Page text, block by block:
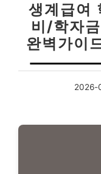
생계급여
비/학자
완벽가이
2026-